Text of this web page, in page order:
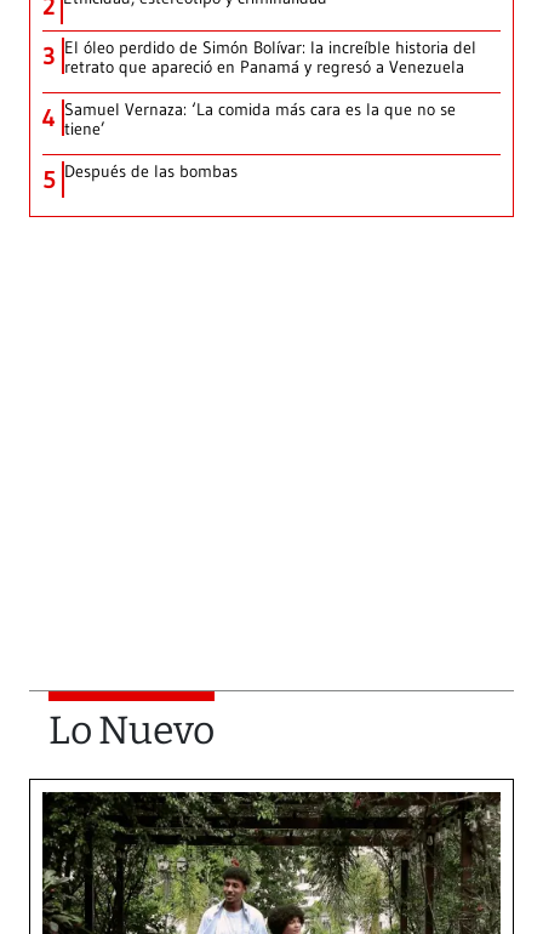
2
3 El óleo perdido de Simón Bolívar: la increíble historia del
retrato que apareció en Panamá y regresó a Venezuela
4 Samuel Vernaza: ‘La comida más cara es la que no se
tiene’
5 Después de las bombas
Lo Nuevo